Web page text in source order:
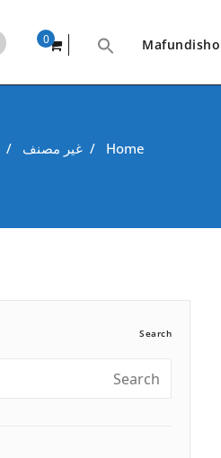
Mafundisho
0
Home
/ غير مصنف /
Search